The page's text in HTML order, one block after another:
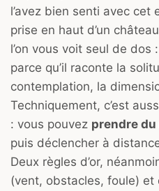
l’avez bien senti avec cet
prise en haut d’un
l’on vous voit seul de dos
parce qu’il raconte la
contemplation, la
Techniquement, c’est
: vous pouvez prendre du
puis déclencher à
Deux règles d’or,
(vent, obstacles, foule)